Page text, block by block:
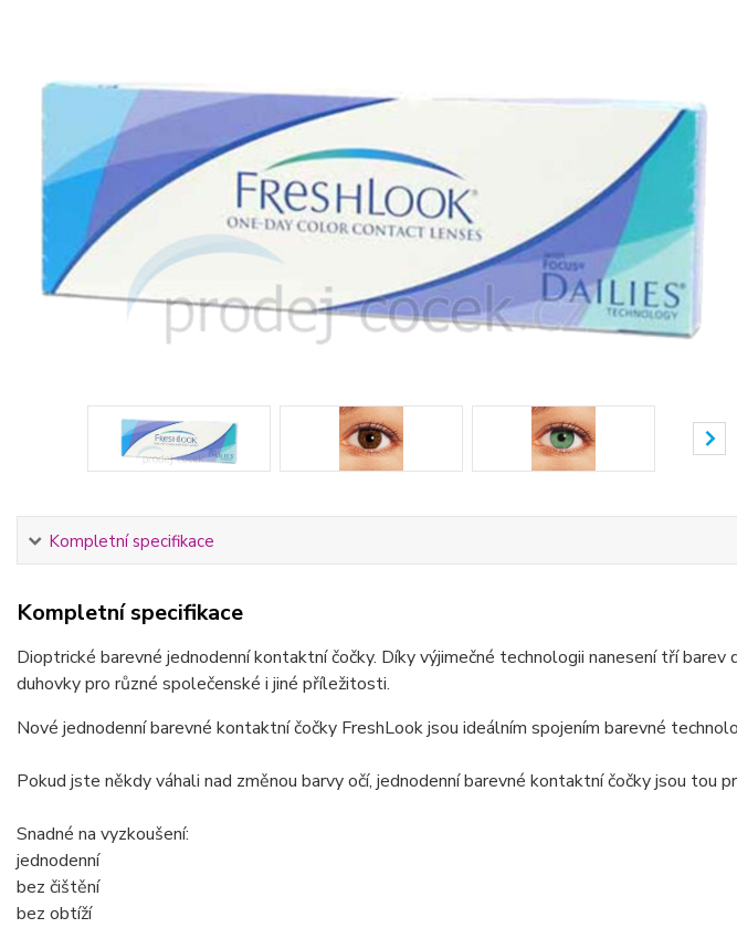
Kompletní specifikace
Kompletní specifikace
Dioptrické barevné jednodenní kontaktní čočky. Díky výjimečné technologii nanesení tří
duhovky pro různé společenské i jiné příležitosti.
Nové jednodenní barevné kontaktní čočky FreshLook jsou ideálním spojením barevné
Pokud jste někdy váhali nad změnou barvy očí, jednodenní barevné kontaktní čočky jsou tou
Snadné na vyzkoušení:
jednodenní
bez čištění
bez obtíží